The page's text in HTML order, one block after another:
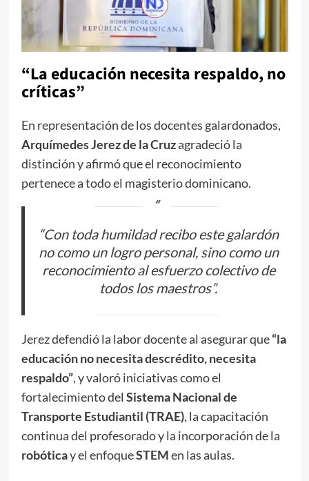
“La educación necesita respaldo, no
críticas”
En representación de los docentes galardonados,
Arquímedes Jerez de la Cruzagradeció la
distinción y afirmó que el reconocimiento
pertenece a todo el magisterio dominicano.
“Con toda humildad recibo este galardón
no como un logro personal, sino como un
reconocimiento al esfuerzo colectivo de
todos los maestros”.
Jerez defendió la labor docente al asegurar que“la
educación no necesita descrédito, necesita
respaldo”, y valoró iniciativas como el
fortalecimiento del Sistema Nacional de
Transporte Estudiantil (TRAE), la capacitación
continua del profesorado y la incorporación de la
robóticay el enfoqueSTEMen las aulas.